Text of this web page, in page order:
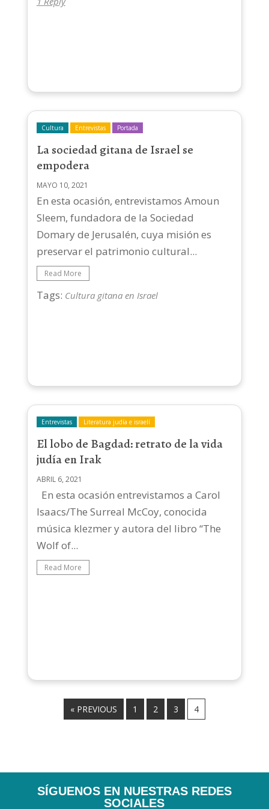
Cultura Entrevistas Portada
La sociedad gitana de Israel se
empodera
MAYO 10, 2021
En esta ocasión, entrevistamos Amoun
Sleem, fundadora de la Sociedad
Domary de Jerusalén, cuya misión es
preservar el patrimonio cultural...
Read More
Tags: Cultura gitana en Israel
Entrevistas Literatura judía e israelí
El lobo de Bagdad: retrato de la vida
judía en Irak
ABRIL 6, 2021
En esta ocasión entrevistamos a Carol
Isaacs/The Surreal McCoy, conocida
música klezmer y autora del libro “The
Wolf of...
Read More
« PREVIOUS 1 2 3 4
SÍGUENOS EN NUESTRAS REDES
SOCIALES